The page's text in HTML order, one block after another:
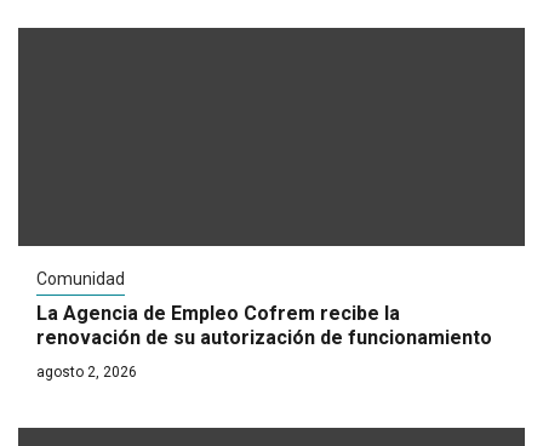
Comunidad
La Agencia de Empleo Cofrem recibe la
renovación de su autorización de funcionamiento
agosto 2, 2026